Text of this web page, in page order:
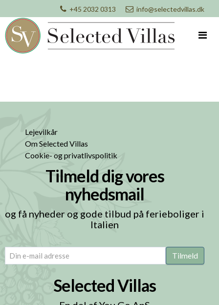
+45 2032 0313 info@selectedvillas.dk
Lejevilkår
Om Selected Villas
Cookie- og privatlivspolitik
Tilmeld dig vores
nyhedsmail
og få nyheder og gode tilbud på ferieboliger i
Italien
email (Påkrævet) Tilmeld
Selected Villas